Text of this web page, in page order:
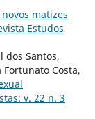
matizes
Estudos
dos Santos,
Costa,
v. 22 n. 3